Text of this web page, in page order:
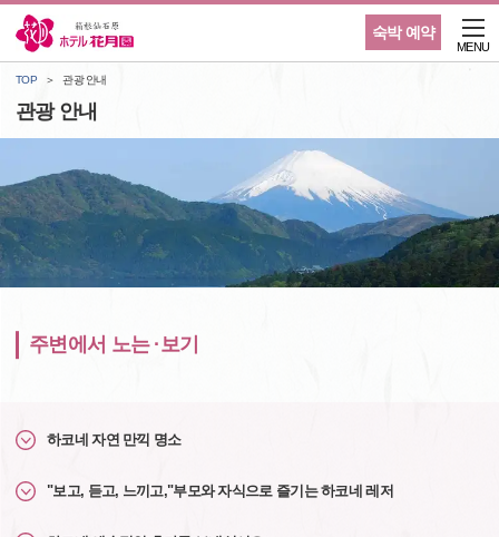
숙박 예약
MENU
TOP 관광 안내
관광 안내
주변에서 노는 ·보기
하코네 자연 만끽 명소
"보고, 듣고, 느끼고,"부모와 자식으로 즐기는 하코네 레저